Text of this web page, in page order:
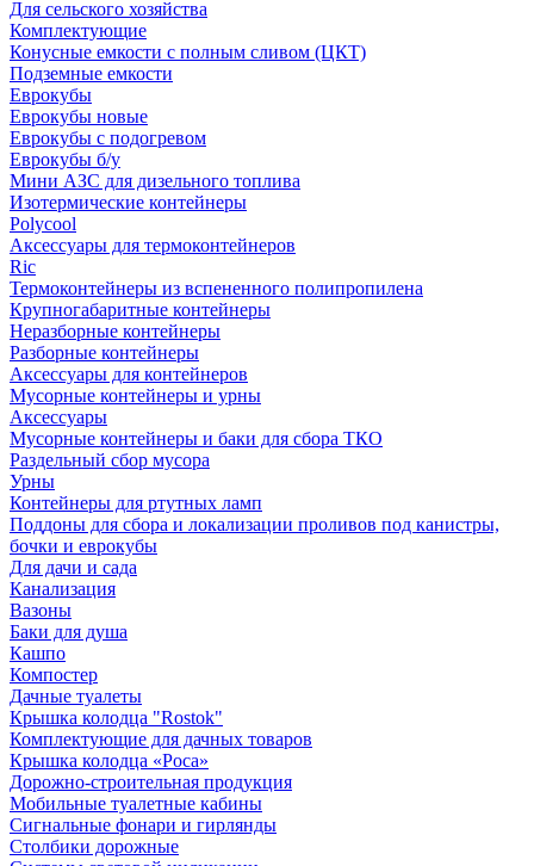
Для сельского хозяйства
Комплектующие
Конусные емкости с полным сливом (ЦКТ)
Подземные емкости
Еврокубы
Еврокубы новые
Еврокубы с подогревом
Еврокубы б/у
Мини АЗС для дизельного топлива
Изотермические контейнеры
Polycool
Аксессуары для термоконтейнеров
Ric
Термоконтейнеры из вспененного полипропилена
Крупногабаритные контейнеры
Неразборные контейнеры
Разборные контейнеры
Аксессуары для контейнеров
Мусорные контейнеры и урны
Аксессуары
Мусорные контейнеры и баки для сбора ТКО
Раздельный сбор мусора
Урны
Контейнеры для ртутных ламп
Поддоны для сбора и локализации проливов под канистры,
бочки и еврокубы
Для дачи и сада
Канализация
Вазоны
Баки для душа
Кашпо
Компостер
Дачные туалеты
Крышка колодца "Rostok"
Комплектующие для дачных товаров
Крышка колодца «Роса»
Дорожно-строительная продукция
Мобильные туалетные кабины
Сигнальные фонари и гирлянды
Столбики дорожные